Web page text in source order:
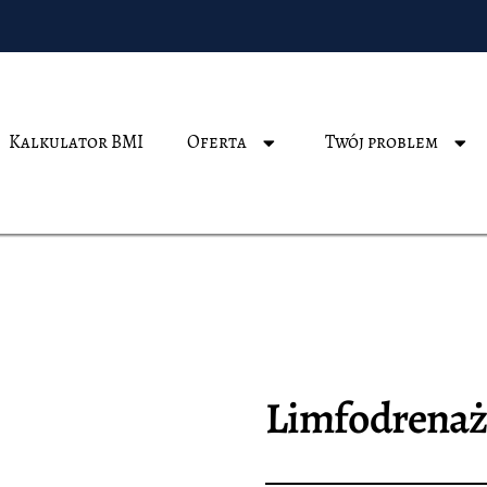
Kalkulator BMI Oferta Twój problem
Limfodrenaż